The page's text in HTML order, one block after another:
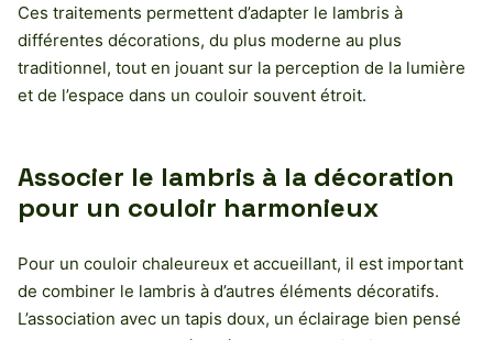
Ces traitements permettent d’adapter le lambris à
différentes décorations, du plus moderne au plus
traditionnel, tout en jouant sur la perception de la lumière
et de l’espace dans un couloir souvent étroit.
Associer le lambris à la décoration
pour un couloir harmonieux
Pour un couloir chaleureux et accueillant, il est important
de combiner le lambris à d’autres éléments décoratifs.
L’association avec un tapis doux, un éclairage bien pensé